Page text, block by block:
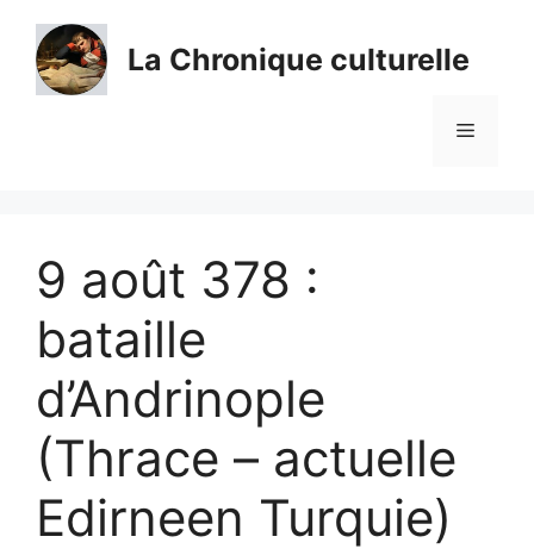
contenu
La Chronique culturelle
Menu
9 août 378 :
bataille
d’Andrinople
(Thrace – actuelle
Edirneen Turquie)